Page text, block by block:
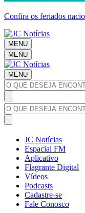
Confira os feriados
MENU
MENU
MENU
JC Notícias
Espacial FM
Aplicativo
Flagrante Digital
Vídeos
Podcasts
Cadastre-se
Fale Conosco